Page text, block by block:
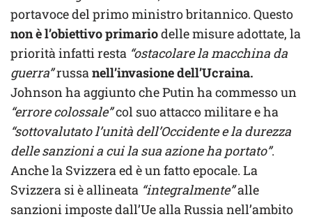
portavoce del primo ministro britannico. Questo
non è l’obiettivo primariodelle misure adottate, la
priorità infatti resta “ostacolare la macchina da
guerra”russa nell’invasione dell’Ucraina.
Johnson ha aggiunto che Putin ha commesso un
“errore colossale”col suo attacco militare e ha
“sottovalutato l’unità dell’Occidente e la durezza
delle sanzioni a cui la sua azione ha portato”.
Anche la Svizzera ed è un fatto epocale. La
Svizzera si è allineata “integralmente”alle
sanzioni imposte dall’Ue alla Russia nell’ambito